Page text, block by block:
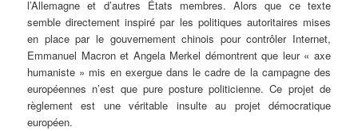
l’Allemagne et d’autres États membres. Alors que ce texte
semble directement inspiré par les politiques autoritaires mises
en place par le gouvernement chinois pour contrôler Internet,
Emmanuel Macron et Angela Merkel démontrent que leur « axe
humaniste » mis en exergue dans le cadre de la campagne des
européennes n’est que pure posture politicienne. Ce projet de
règlement est une véritable insulte au projet démocratique
européen.